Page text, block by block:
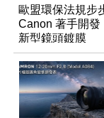
歐盟環保法規步
Canon 著手開發
新型鏡頭鍍膜